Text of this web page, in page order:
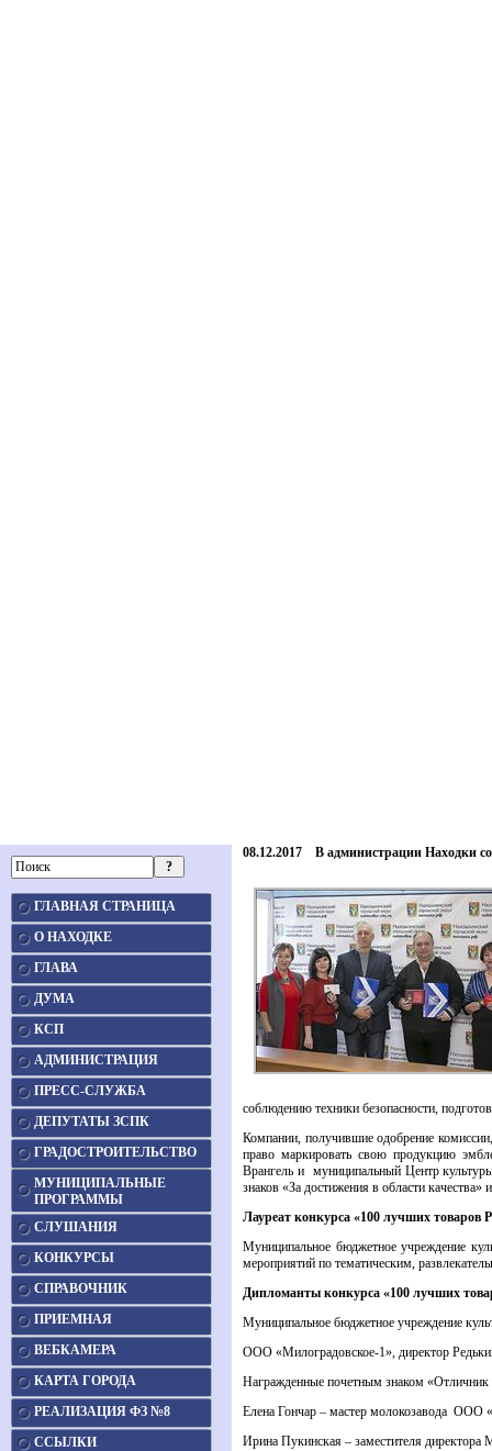
ГЛАВНАЯ СТРАНИЦА
О НАХОДКЕ
ГЛАВА
ДУМА
КСП
АДМИНИСТРАЦИЯ
ПРЕСС-СЛУЖБА
ДЕПУТАТЫ ЗСПК
ГРАДОСТРОИТЕЛЬСТВО
МУНИЦИПАЛЬНЫЕ
ПРОГРАММЫ
СЛУШАНИЯ
КОНКУРСЫ
СПРАВОЧНИК
ПРИЕМНАЯ
ВЕБКАМЕРА
КАРТА ГОРОДА
РЕАЛИЗАЦИЯ ФЗ №8
ССЫЛКИ
08.12.2017 В администрации Находки
соблюдению техники безопасности,
Компании, получившие одобрение
право маркировать свою продукцию
Врангель и муниципальный Центр
знаков «За достижения в области качества»
Лауреат конкурса «100 лучших товаров
Муниципальное бюджетное учреждение
мероприятий по тематическим,
Дипломанты конкурса «100 лучших
Муниципальное бюджетное учреждение
ООО «Милоградовское-1», директор
Награжденные почетным знаком «Отличник
Елена Гончар – мастер молокозавода ООО
Ирина Пукинская – заместителя